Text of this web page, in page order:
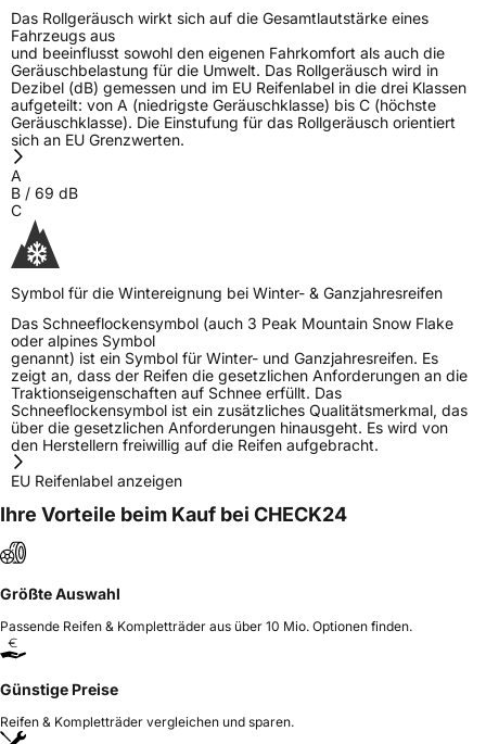
Das Rollgeräusch wirkt sich auf die Gesamtlautstärke eines
Fahrzeugs aus
und beeinflusst sowohl den eigenen Fahrkomfort als auch die
Geräuschbelastung für die Umwelt. Das Rollgeräusch wird in
Dezibel (dB) gemessen und im EU Reifenlabel in die drei Klassen
aufgeteilt: von A (niedrigste Geräuschklasse) bis C (höchste
Geräuschklasse). Die Einstufung für das Rollgeräusch orientiert
sich an EU Grenzwerten.
A
B / 69 dB
C
Symbol für die Wintereignung bei Winter- & Ganzjahresreifen
Das Schneeflockensymbol (auch 3 Peak Mountain Snow Flake
oder alpines Symbol
genannt) ist ein Symbol für Winter- und Ganzjahresreifen. Es
zeigt an, dass der Reifen die gesetzlichen Anforderungen an die
Traktionseigenschaften auf Schnee erfüllt. Das
Schneeflockensymbol ist ein zusätzliches Qualitätsmerkmal, das
über die gesetzlichen Anforderungen hinausgeht. Es wird von
den Herstellern freiwillig auf die Reifen aufgebracht.
EU Reifenlabel anzeigen
Ihre Vorteile beim Kauf bei CHECK24
Größte Auswahl
Passende Reifen & Kompletträder aus über 10 Mio. Optionen finden.
Günstige Preise
Reifen & Kompletträder vergleichen und sparen.